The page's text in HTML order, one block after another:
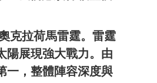
克拉荷馬雷霆。雷霆
陽展現強大戰力。由
一，整體陣容深度與